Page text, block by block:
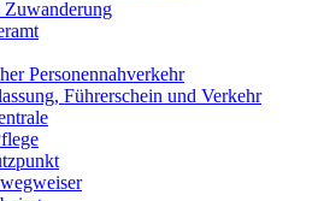
Personennahverkehr
Führerschein und Verkehr